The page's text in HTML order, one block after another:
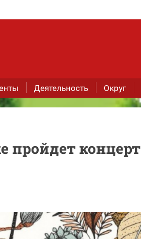
Деятельность Округ
пройдет концерт